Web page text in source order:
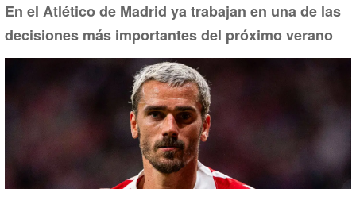
En el Atlético de Madrid ya trabajan en una de las
decisiones más importantes del próximo verano